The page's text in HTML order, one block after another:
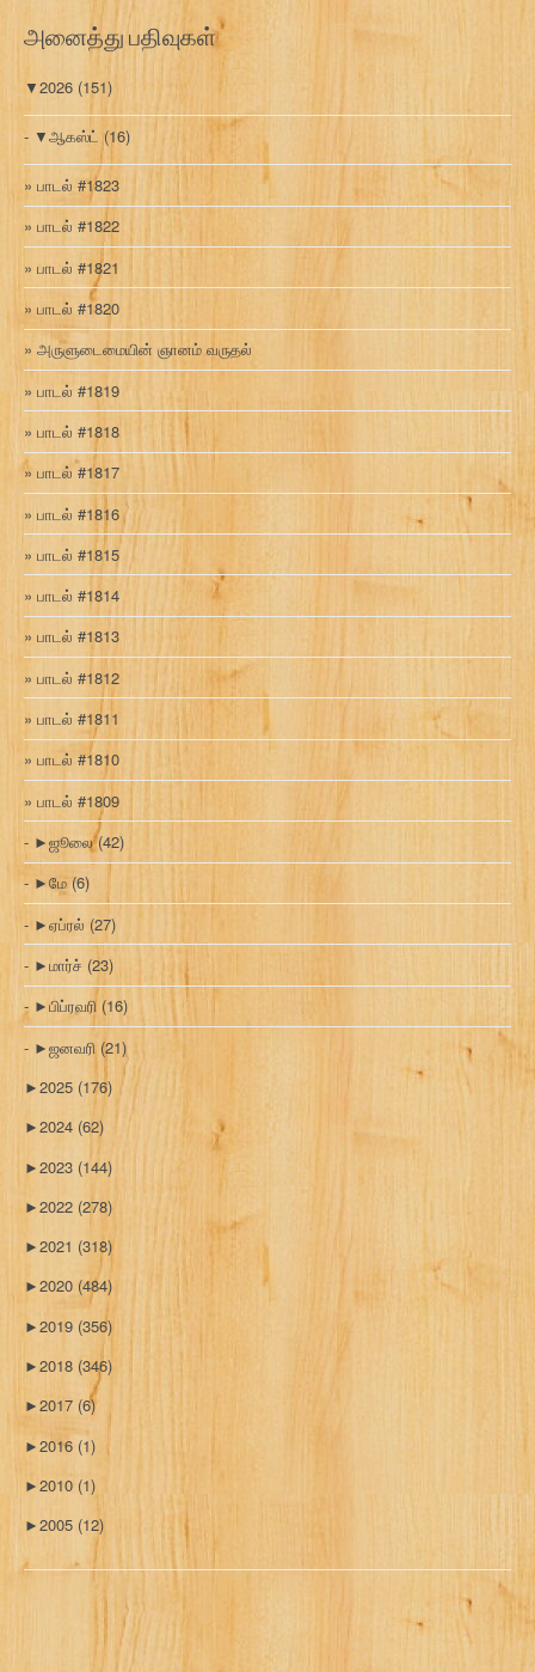
அனைத்து பதிவுகள்
▼2026 (151)
▼ஆகஸ்ட் (16)
பாடல் #1823
பாடல் #1822
பாடல் #1821
பாடல் #1820
அருளுடைமையின் ஞானம் வருதல்
பாடல் #1819
பாடல் #1818
பாடல் #1817
பாடல் #1816
பாடல் #1815
பாடல் #1814
பாடல் #1813
பாடல் #1812
பாடல் #1811
பாடல் #1810
பாடல் #1809
►ஜூலை(42)
►மே (6)
►ஏப்ரல் (27)
►மார்ச் (23)
►பிப்ரவரி (16)
►ஜனவரி (21)
►2025 (176)
►2024 (62)
►2023 (144)
►2022 (278)
►2021 (318)
►2020 (484)
►2019 (356)
►2018 (346)
►2017 (6)
►2016 (1)
►2010 (1)
►2005 (12)